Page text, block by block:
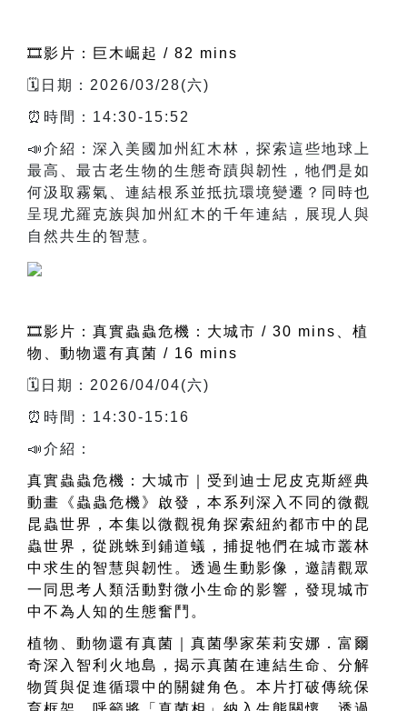
🎞️影片：巨木崛起 / 82 mins
🗓️日期：2026/03/28(六)
⏰時間：14:30-15:52
📣介紹：深入美國加州紅木林，探索這些地球上
最高、最古老生物的生態奇蹟與韌性，牠們是如
何汲取霧氣、連結根系並抵抗環境變遷？同時也
呈現尤羅克族與加州紅木的千年連結，展現人與
自然共生的智慧。
🎞️影片：真實蟲蟲危機：大城市 / 30 mins、植
物、動物還有真菌 / 16 mins
🗓️日期：2026/04/04(六)
⏰時間：14:30-15:16
📣介紹：
真實蟲蟲危機：大城市｜受到迪士尼皮克斯經典
動畫《蟲蟲危機》啟發，本系列深入不同的微觀
昆蟲世界，本集以微觀視角探索紐約都市中的昆
蟲世界，從跳蛛到鋪道蟻，捕捉牠們在城市叢林
中求生的智慧與韌性。透過生動影像，邀請觀眾
一同思考人類活動對微小生命的影響，發現城市
中不為人知的生態奮鬥。
植物、動物還有真菌｜真菌學家茱莉安娜．富爾
奇深入智利火地島，揭示真菌在連結生命、分解
物質與促進循環中的關鍵角色。本片打破傳統保